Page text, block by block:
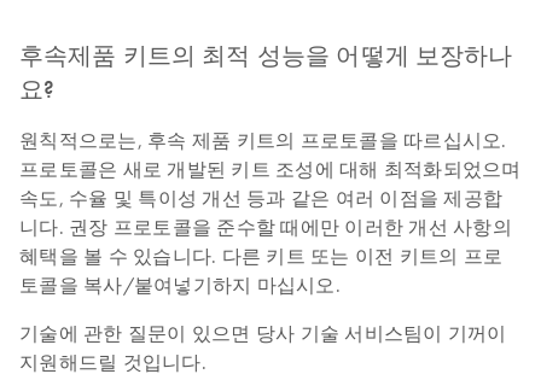
후속제품 키트의 최적 성능을 어떻게 보장하나
요?
원칙적으로는, 후속 제품 키트의 프로토콜을 따르십시오.
프로토콜은 새로 개발된 키트 조성에 대해 최적화되었으며
속도, 수율 및 특이성 개선 등과 같은 여러 이점을 제공합
니다. 권장 프로토콜을 준수할 때에만 이러한 개선 사항의
혜택을 볼 수 있습니다. 다른 키트 또는 이전 키트의 프로
토콜을 복사/붙여넣기하지 마십시오.
기술에 관한 질문이 있으면 당사 기술 서비스팀이 기꺼이
지원해드릴 것입니다.